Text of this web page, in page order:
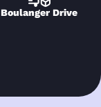
Boulanger Drive